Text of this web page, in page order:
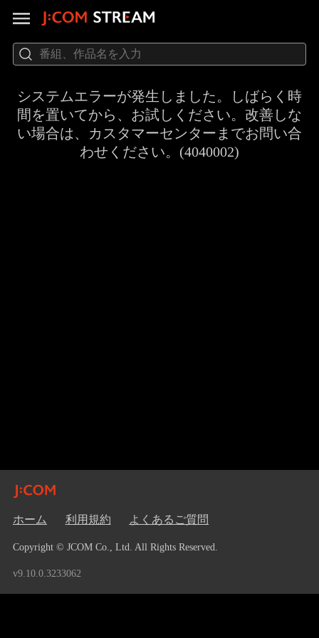
システムエラーが発生しました。しばらく時
間を置いてから、お試しください。改善しな
い場合は、カスタマーセンターまでお問い合
わせください。(4040002)
ホーム 利用規約 よくあるご質問
Copyright © JCOM Co., Ltd. All Rights Reserved.
v9.10.0.3233062